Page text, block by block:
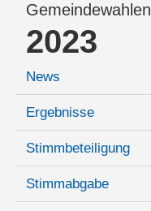
Gemeindewahlen
2023
News
Ergebnisse
Stimmbeteiligung
Stimmabgabe